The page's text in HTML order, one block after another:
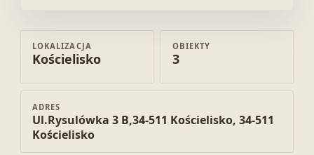
LOKALIZACJA
Kościelisko
OBIEKTY
3
ADRES
Ul.Rysulówka 3 B,34-511 Kościelisko, 34-511
Kościelisko